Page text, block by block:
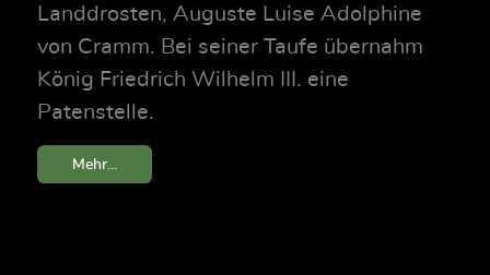
Landdrosten, Auguste Luise Adolphine
von Cramm. Bei seiner Taufe übernahm
König Friedrich Wilhelm III. eine
Patenstelle.
Mehr...